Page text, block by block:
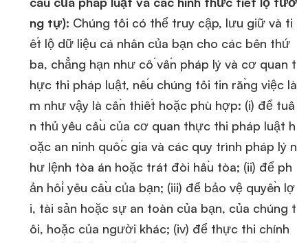
ng tự): Chúng tôi có thể truy cập, lưu giữ và ti
ết lộ dữ liệu cá nhân của bạn cho các bên thứ
ba, chẳng hạn như cố vấn pháp lý và cơ quan t
hực thi pháp luật, nếu chúng tôi tin rằng việc là
m như vậy là cần thiết hoặc phù hợp: (i) để tuâ
n thủ yêu cầu của cơ quan thực thi pháp luật h
oặc an ninh quốc gia và các quy trình pháp lý n
hư lệnh tòa án hoặc trát đòi hầu tòa; (ii) để ph
ản hồi yêu cầu của bạn; (iii) để bảo vệ quyền lợ
i, tài sản hoặc sự an toàn của bạn, của chúng t
ôi, hoặc của người khác; (iv) để thực thi chính